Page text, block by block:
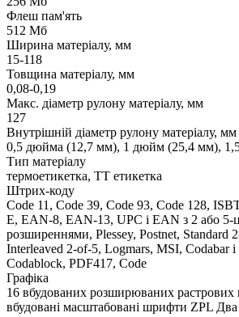
Флеш пам'ять
512 Мб
Ширина матеріалу, мм
15-118
Товщина матеріалу, мм
0,08-0,19
Макс. діаметр рулону матеріалу, мм
127
Внутрішній діаметр рулону матеріалу, мм
0,5 дюйма (12,7 мм), 1 дюйм (25,4 мм),
Тип матеріалу
термоетикетка, ТТ етикетка
Штрих-коду
Code 11, Code 39, Code 93, Code 128,
E, EAN-8, EAN-13, UPC і EAN з 2 або
розширеннями, Plessey, Postnet, Standard
Interleaved 2-of-5, Logmars, MSI, Codabar і
Codablock, PDF417, Code
Графіка
16 вбудованих розширюваних
вбудовані масштабовані шрифти ZPL Два